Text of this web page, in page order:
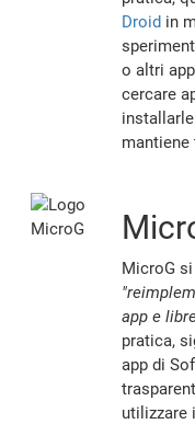
Droid in
o altri
cercare
MicroG
app e
pratica,
app di
utilizzare